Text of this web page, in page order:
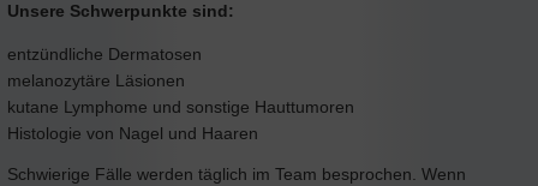
Unsere Schwerpunkte sind:
entzündliche Dermatosen
melanozytäre Läsionen
kutane Lymphome und sonstige Hauttumoren
Histologie von Nagel und Haaren
Schwierige Fälle werden täglich im Team besprochen. Wenn